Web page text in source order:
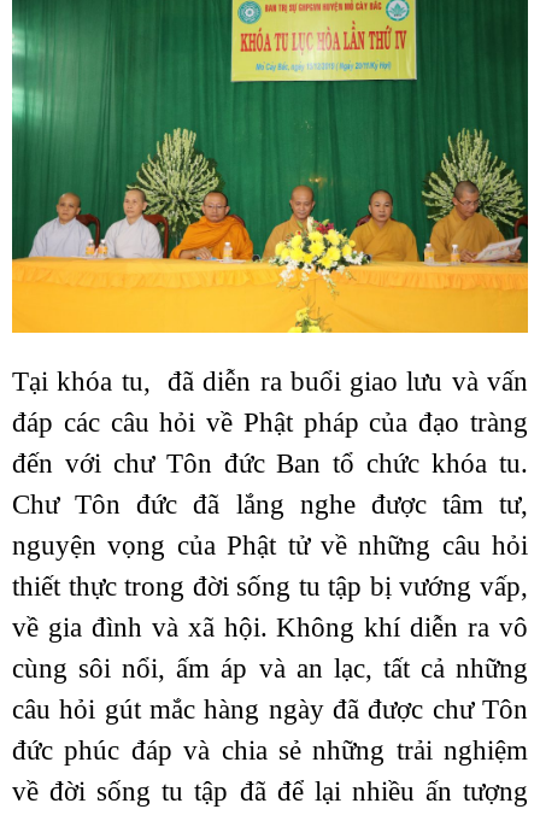
Tại khóa tu, đã diễn ra buổi giao lưu và vấn
đáp các câu hỏi về Phật pháp của đạo tràng
đến với chư Tôn đức Ban tổ chức khóa tu.
Chư Tôn đức đã lắng nghe được tâm tư,
nguyện vọng của Phật tử về những câu hỏi
thiết thực trong đời sống tu tập bị vướng vấp,
về gia đình và xã hội. Không khí diễn ra vô
cùng sôi nổi, ấm áp và an lạc, tất cả những
câu hỏi gút mắc hàng ngày đã được chư Tôn
đức phúc đáp và chia sẻ những trải nghiệm
về đời sống tu tập đã để lại nhiều ấn tượng